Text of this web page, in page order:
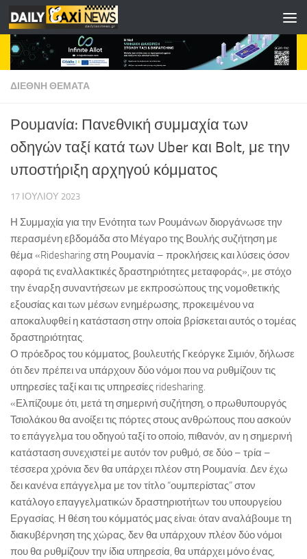
Skip to content
ΔΙΕΘΝΗ ΘΕΜΑΤΑ
Ρουμανία: Πανεθνική συμμαχία των
οδηγών ταξί κατά των Uber και Bolt, με την
υποστήριξη αρχηγού κόμματος
17 ΙΟΥΛΊΟΥ 2023
Η Συμμαχία για την Ενότητα των Ρουμάνων διοργάνωσε την
περασμένη εβδομάδα στο Μέγαρο της Βουλής συζήτηση με
θέμα «Ridesharing στη Ρουμανία – προκλήσεις και λύσεις όσον
αφορά τις εναλλακτικές δραστηριότητες μεταφοράς», με στόχο
την έναρξη συναντήσεων με εκπροσώπους της νομοθετικής
εξουσίας και των μέσων ενημέρωσης, προκειμένου να
αποκαλυφθεί η κατάσταση στην οποία βρίσκεται αυτός ο τομέας
δραστηριότητας.
Ο πρόεδρος του κόμματος, βουλευτής Γκεόργκε Σιμιόν, δήλωσε
ότι δεν πρέπει να υπάρχουν δύο νόμοι που να ρυθμίζουν τις
υπηρεσίες ταξί και τις υπηρεσίες ridesharing.
«Ελπίζουμε ότι, μετά τη σημερινή συζήτηση, ο πρωθυπουργός
Τσιολάκου θα ανοίξει τις πόρτες στους ανθρώπους που ασκούν
το επάγγελμα του οδηγού ταξί το οποίο, πιθανόν, αν η σημερινή
κατάσταση συνεχιστεί με αυτόν τον ρυθμό, σε δύο – τρία –
τέσσερα χρόνια δεν θα υπάρχει πλέον στη Ρουμανία. Δεν έχω
δει κανένα επάγγελμα με τον τίτλο “ουμπερίστας” στον
κατάλογο επαγγελματικών δραστηριοτήτων του υπουργείου
Εργασίας. Η θέση του κόμματός μας είναι: όταν αναλάβουμε τη
διακυβέρνηση της χώρας, δεν θα υπάρχουν πλέον δύο νόμοι
που θα ρυθμίζουν την ίδια υπηρεσία, θα υπάρχει μόνο ένας,